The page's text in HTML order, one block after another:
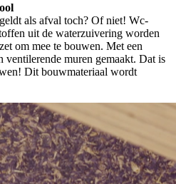
als afval toch? Of niet! Wc-
uit de waterzuivering worden
om mee te bouwen. Met een
muren gemaakt. Dat is
Dit bouwmateriaal wordt